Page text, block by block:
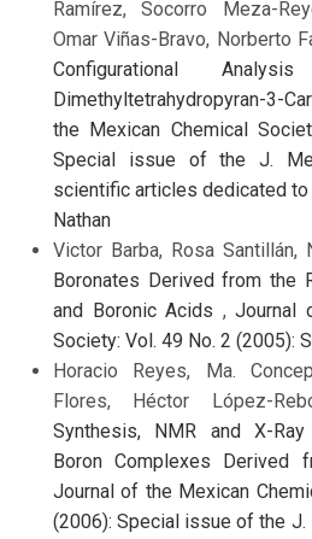
Ramírez, Socorro Meza-
Omar Viñas-Bravo, Norberto
Configurational
Dimethyltetrahydropyran-3-
the Mexican Chemical
Special issue of the J.
scientific articles dedicated
Nathan
Victor Barba, Rosa Santillán,
Boronates Derived from the
and Boronic Acids , Journal
Society: Vol. 49 No. 2 (2005):
Horacio Reyes, Ma.
Flores, Héctor López-
Synthesis, NMR and X-
Boron Complexes Derived
Journal of the Mexican
(2006): Special issue of the J.